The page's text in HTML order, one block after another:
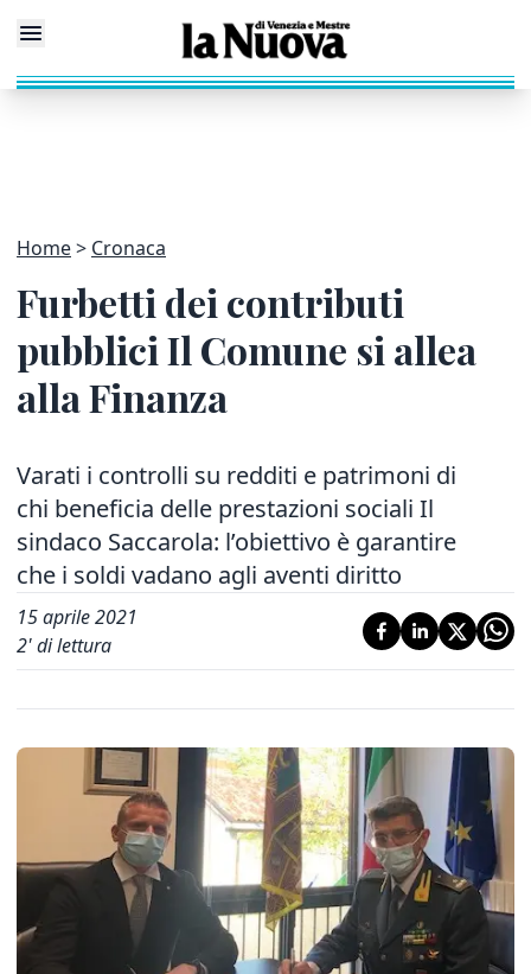
Home Cronaca
Furbetti dei contributi
pubblici Il Comune si allea
alla Finanza
Varati i controlli su redditi e patrimoni di
chi beneficia delle prestazioni sociali Il
sindaco Saccarola: l’obiettivo è garantire
che i soldi vadano agli aventi diritto
15 aprile 2021
2' di lettura